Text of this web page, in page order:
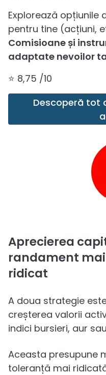
Explorează opțiunile
pentru tine (acțiuni,
Comisioane și
adaptate nevoilor
⭐️ 8,75 /10
Descoperă tot
Aprecierea
randament
ridicat
A doua strategie
creșterea valorii
indici bursieri, aur
Aceasta presupune
toleranță mai